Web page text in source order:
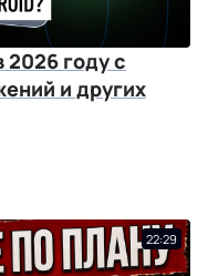
2026 году с
и других
22:29